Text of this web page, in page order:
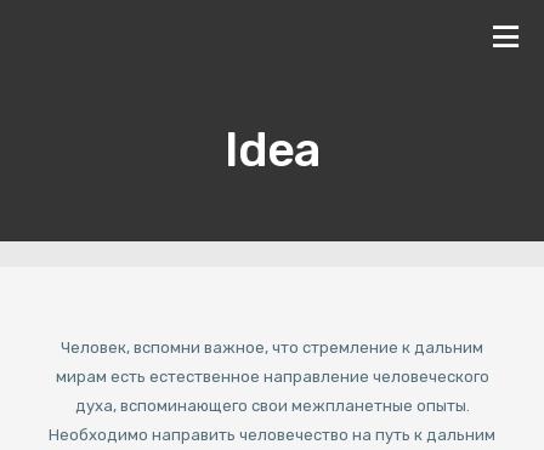
Idea
Человек, вспомни важное, что стремление к дальним
мирам есть естественное направление человеческого
духа, вспоминающего свои межпланетные опыты.
Необходимо направить человечество на путь к дальним